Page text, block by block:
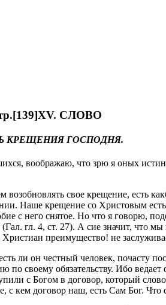
XV. СЛОВО
КРЕЩЕНИЯ ГОСПОДНЯ.
воображаю, что зрю я оных
свое крещение, есть
Наше крещение со Христовым есть
с него снятое. Но что я говорю,
(Гал. гл. 4, ст. 27). А сие значит, что
преимущество! не
ли он честный человек, почасту
по своему обязательству. Ибо ведает
с Богом в договор, который
договор наш, есть Сам Бог. Что